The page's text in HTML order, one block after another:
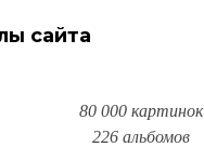
сайта
80 000 картинок
226 альбомов